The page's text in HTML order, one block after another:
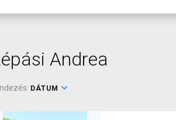
Andrea
DÁTUM